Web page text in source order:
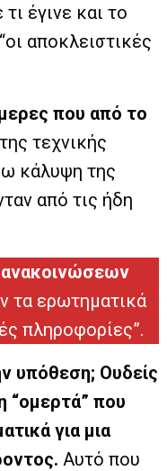
έγινε και το
αποκλειστικές
που από το
τεχνικής
κάλυψη της
από τις ήδη
τα ερωτηματικά
πληροφορίες”.
υπόθεση; Ουδείς
“ομερτά” που
για μια
Αυτό που